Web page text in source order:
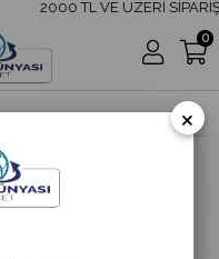
2000 TL VE ÜZERİ
0
×